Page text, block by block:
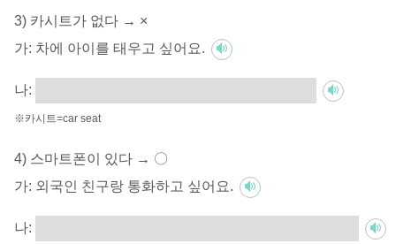
3) 카시트가 없다 → ×
가: 차에 아이를 태우고 싶어요.
나:
※카시트=car seat
4) 스마트폰이 있다 → 〇
가: 외국인 친구랑 통화하고 싶어요.
나: